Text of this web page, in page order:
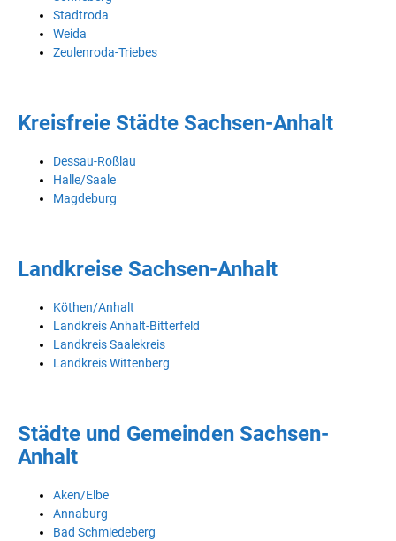
Stadtroda
Weida
Zeulenroda-Triebes
Kreisfreie Städte Sachsen-Anhalt
Dessau-Roßlau
Halle/Saale
Magdeburg
Landkreise Sachsen-Anhalt
Köthen/Anhalt
Landkreis Anhalt-Bitterfeld
Landkreis Saalekreis
Landkreis Wittenberg
Städte und Gemeinden Sachsen-
Anhalt
Aken/Elbe
Annaburg
Bad Schmiedeberg